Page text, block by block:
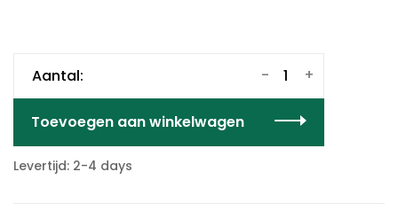
Aantal: +
-
Toevoegen aan winkelwagen
Levertijd: 2-4 days